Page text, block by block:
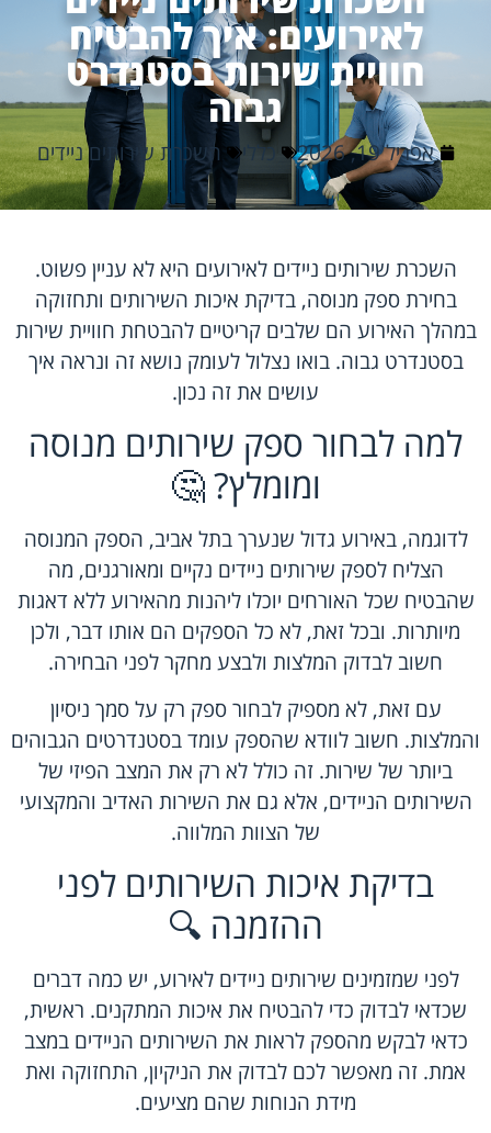
לאירועים: איך להבטיח
חוויית שירות בסטנדרט
גבוה
אפריל 19, 2026 כללי השכרת שירותים ניידים
השכרת שירותים ניידים לאירועים היא לא עניין פשוט.
בחירת ספק מנוסה, בדיקת איכות השירותים ותחזוקה
במהלך האירוע הם שלבים קריטיים להבטחת חוויית שירות
בסטנדרט גבוה. בואו נצלול לעומק נושא זה ונראה איך
עושים את זה נכון.
למה לבחור ספק שירותים מנוסה
ומומלץ? 🤔
לדוגמה, באירוע גדול שנערך בתל אביב, הספק המנוסה
הצליח לספק שירותים ניידים נקיים ומאורגנים, מה
שהבטיח שכל האורחים יוכלו ליהנות מהאירוע ללא דאגות
מיותרות. ובכל זאת, לא כל הספקים הם אותו דבר, ולכן
חשוב לבדוק המלצות ולבצע מחקר לפני הבחירה.
עם זאת, לא מספיק לבחור ספק רק על סמך ניסיון
והמלצות. חשוב לוודא שהספק עומד בסטנדרטים הגבוהים
ביותר של שירות. זה כולל לא רק את המצב הפיזי של
השירותים הניידים, אלא גם את השירות האדיב והמקצועי
של הצוות המלווה.
בדיקת איכות השירותים לפני
ההזמנה 🔍
לפני שמזמינים שירותים ניידים לאירוע, יש כמה דברים
שכדאי לבדוק כדי להבטיח את איכות המתקנים. ראשית,
כדאי לבקש מהספק לראות את השירותים הניידים במצב
אמת. זה מאפשר לכם לבדוק את הניקיון, התחזוקה ואת
מידת הנוחות שהם מציעים.